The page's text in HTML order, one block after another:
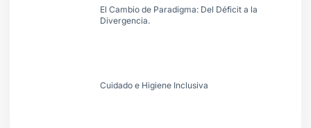
El Cambio de Paradigma: Del Déficit a la
Divergencia.
Cuidado e Higiene Inclusiva